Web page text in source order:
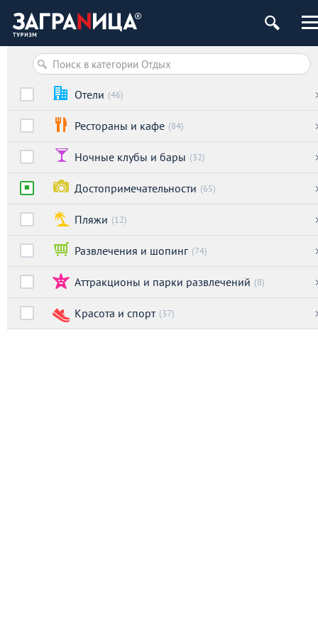
Отели (46)
Рестораны и кафе (84)
Ночные клубы и бары (32)
Достопримечательности (65)
Пляжи (12)
Развлечения и шопинг (74)
Аттракционы и парки развлечений (8)
Красота и спорт (37)